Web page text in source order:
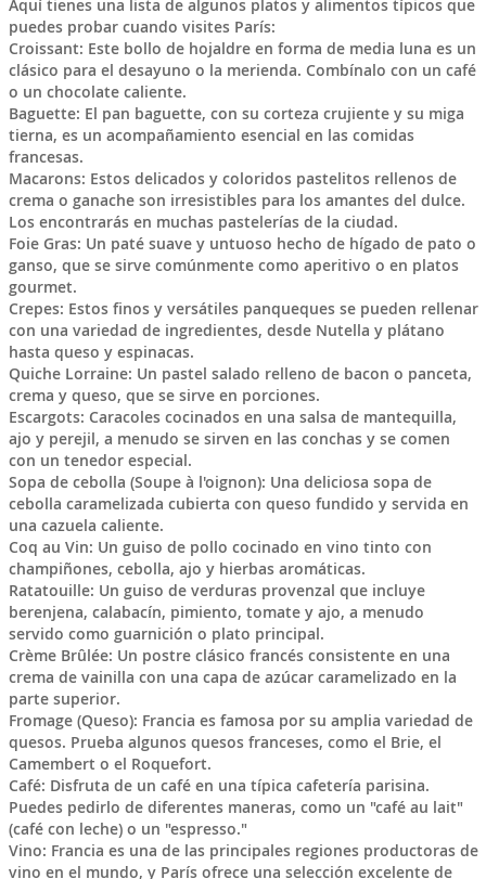
Aquí tienes una lista de algunos platos y alimentos típicos que
puedes probar cuando visites París:
Croissant: Este bollo de hojaldre en forma de media luna es un
clásico para el desayuno o la merienda. Combínalo con un café
o un chocolate caliente.
Baguette: El pan baguette, con su corteza crujiente y su miga
tierna, es un acompañamiento esencial en las comidas
francesas.
Macarons: Estos delicados y coloridos pastelitos rellenos de
crema o ganache son irresistibles para los amantes del dulce.
Los encontrarás en muchas pastelerías de la ciudad.
Foie Gras: Un paté suave y untuoso hecho de hígado de pato o
ganso, que se sirve comúnmente como aperitivo o en platos
gourmet.
Crepes: Estos finos y versátiles panqueques se pueden rellenar
con una variedad de ingredientes, desde Nutella y plátano
hasta queso y espinacas.
Quiche Lorraine: Un pastel salado relleno de bacon o panceta,
crema y queso, que se sirve en porciones.
Escargots: Caracoles cocinados en una salsa de mantequilla,
ajo y perejil, a menudo se sirven en las conchas y se comen
con un tenedor especial.
Sopa de cebolla (Soupe à l'oignon): Una deliciosa sopa de
cebolla caramelizada cubierta con queso fundido y servida en
una cazuela caliente.
Coq au Vin: Un guiso de pollo cocinado en vino tinto con
champiñones, cebolla, ajo y hierbas aromáticas.
Ratatouille: Un guiso de verduras provenzal que incluye
berenjena, calabacín, pimiento, tomate y ajo, a menudo
servido como guarnición o plato principal.
Crème Brûlée: Un postre clásico francés consistente en una
crema de vainilla con una capa de azúcar caramelizado en la
parte superior.
Fromage (Queso): Francia es famosa por su amplia variedad de
quesos. Prueba algunos quesos franceses, como el Brie, el
Camembert o el Roquefort.
Café: Disfruta de un café en una típica cafetería parisina.
Puedes pedirlo de diferentes maneras, como un "café au lait"
(café con leche) o un "espresso."
Vino: Francia es una de las principales regiones productoras de
vino en el mundo, y París ofrece una selección excelente de